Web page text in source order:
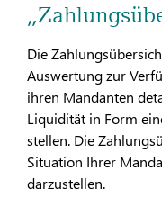
Die
Auswertung zur
ihren Mandanten
Liquidität in Form
stellen. Die
Situation Ihrer
darzustellen.